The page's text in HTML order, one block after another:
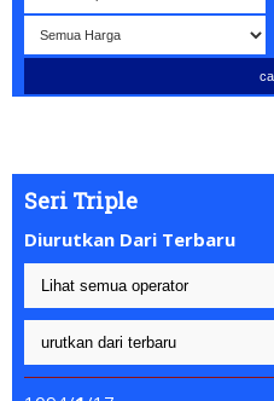
Seri Triple
Diurutkan Dari Terbaru